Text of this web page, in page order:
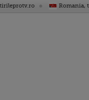
Romania,